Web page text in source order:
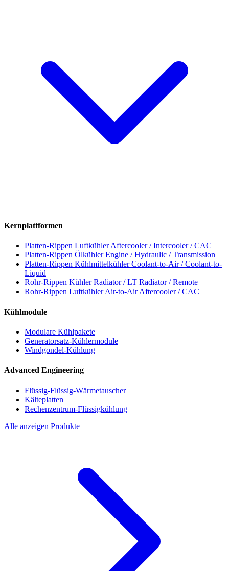
Kernplattformen
Platten-Rippen LuftkühlerAftercooler / Intercooler / CAC
Platten-Rippen ÖlkühlerEngine / Hydraulic / Transmission
Platten-Rippen KühlmittelkühlerCoolant-to-Air / Coolant-to-
Liquid
Rohr-Rippen KühlerRadiator / LT Radiator / Remote
Rohr-Rippen LuftkühlerAir-to-Air Aftercooler / CAC
Kühlmodule
Modulare Kühlpakete
Generatorsatz-Kühlermodule
Windgondel-Kühlung
Advanced Engineering
Flüssig-Flüssig-Wärmetauscher
Kälteplatten
Rechenzentrum-Flüssigkühlung
Alle anzeigen Produkte